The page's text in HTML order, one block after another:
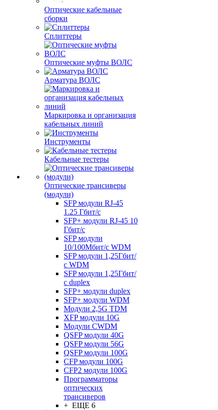
Оптические кабельные
сборки
Сплиттеры
Оптические муфты ВОЛС
Арматура ВОЛС
Маркировка и организация
кабельных линий
Инструменты
Кабельные тестеры
Оптические трансиверы
(модули)
SFP модули RJ-45
1.25 Гбит/c
SFP+ модули RJ-45 10
Гбит/c
SFP модули
10/100Мбит/с WDM
SFP модули 1,25Гбит/
с WDM
SFP модули 1,25Гбит/
с duplex
SFP+ модули duplex
SFP+ модули WDM
Модули 2,5G TDM
XFP модули 10G
Модули CWDM
QSFP модули 40G
QSFP модули 56G
QSFP модули 100G
CFP модули 100G
CFP2 модули 100G
Программаторы
оптических
трансиверов
+ ЕЩЕ 6